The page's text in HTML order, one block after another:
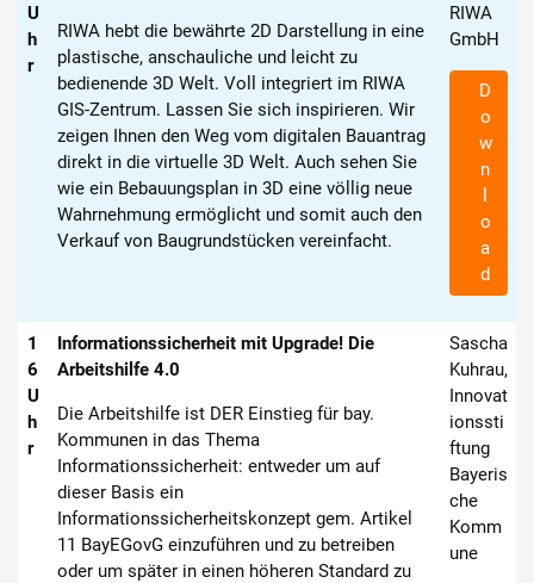
U
h
r
RIWA hebt die bewährte 2D Darstellung in eine
plastische, anschauliche und leicht zu
bedienende 3D Welt. Voll integriert im RIWA
GIS-Zentrum. Lassen Sie sich inspirieren. Wir
zeigen Ihnen den Weg vom digitalen Bauantrag
direkt in die virtuelle 3D Welt. Auch sehen Sie
wie ein Bebauungsplan in 3D eine völlig neue
Wahrnehmung ermöglicht und somit auch den
Verkauf von Baugrundstücken vereinfacht.
RIWA
GmbH
D
o
w
n
o
a
d
1
6
U
h
r
Informationssicherheit mit Upgrade! Die
Arbeitshilfe 4.0
Die Arbeitshilfe ist DER Einstieg für bay.
Kommunen in das Thema
Informationssicherheit: entweder um auf
dieser Basis ein
Informationssicherheitskonzept gem. Artikel
11 BayEGovG einzuführen und zu betreiben
oder um später in einen höheren Standard zu
Sascha
Kuhrau,
Innovat
ionssti
ftung
Bayeris
che
Komm
une